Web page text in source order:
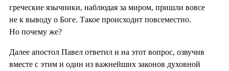
греческие язычники, наблюдая за миром, пришли вовсе
не к выводу о Боге. Такое происходит повсеместно.
Но почему же?
Далее апостол Павел ответил и на этот вопрос, озвучив
вместе с этим и один из важнейших законов духовной